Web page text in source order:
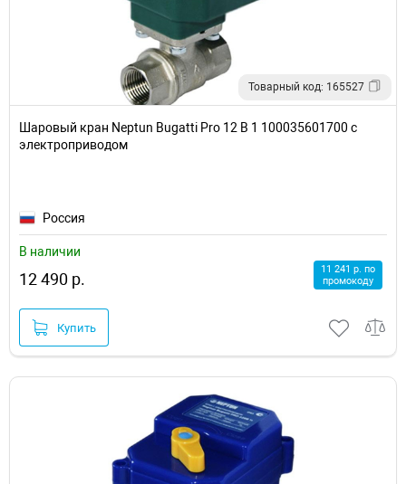
Товарный код: 165527
Шаровый кран Neptun Bugatti Pro 12 В 1 100035601700 с
электроприводом
Россия
В наличии
12 490 р.
11 241 р. по
промокоду
Купить